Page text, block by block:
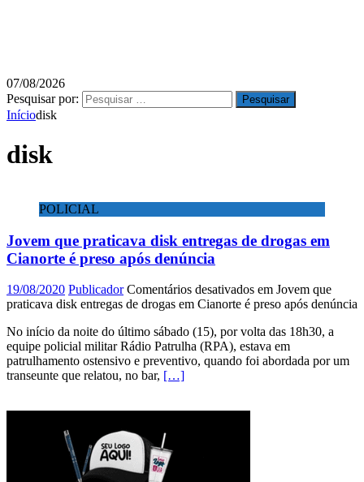
07/08/2026
Pesquisar por:
Iníciodisk
disk
POLICIAL
Jovem que praticava disk entregas de drogas em
Cianorte é preso após denúncia
19/08/2020 Publicador Comentários desativados em Jovem que
praticava disk entregas de drogas em Cianorte é preso após denúncia
No início da noite do último sábado (15), por volta das 18h30, a
equipe policial militar Rádio Patrulha (RPA), estava em
patrulhamento ostensivo e preventivo, quando foi abordada por um
transeunte que relatou, no bar, […]